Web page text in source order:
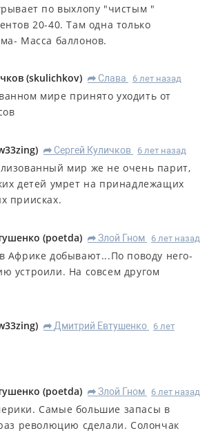
по выхлопу "чистым "
20-40. Там одна только
Масса баллонов.
(skulichkov) R Слава 6 лет назад
мире принято уходить от
) R Сергей Куличков 6 лет назад
мир же не очень парит,
детей умрет на принадлежащих
приисках.
(poetda) R Злой Гном 6 лет назад
Африке добывают...По поводу него-
устроили. На совсем другом
) R Дмитрий Евтушенко
6 лет
(poetda) R Злой Гном 6 лет назад
Самые большие запасы в
революцию сделали. Солончак